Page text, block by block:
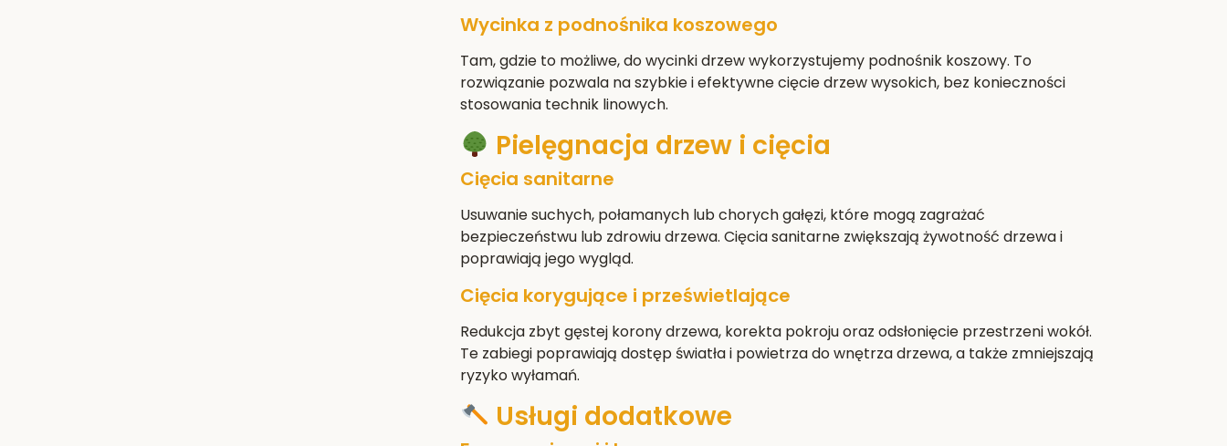
Wycinka z podnośnika koszowego
Tam, gdzie to możliwe, do wycinki drzew wykorzystujemy podnośnik koszowy. To
rozwiązanie pozwala na szybkie i efektywne cięcie drzew wysokich, bez konieczności
stosowania technik linowych.
Pielęgnacja drzew i cięcia
Cięcia sanitarne
Usuwanie suchych, połamanych lub chorych gałęzi, które mogą zagrażać
bezpieczeństwu lub zdrowiu drzewa. Cięcia sanitarne zwiększają żywotność drzewa i
poprawiają jego wygląd.
Cięcia korygujące i prześwietlające
Redukcja zbyt gęstej korony drzewa, korekta pokroju oraz odsłonięcie przestrzeni wokół.
Te zabiegi poprawiają dostęp światła i powietrza do wnętrza drzewa, a także zmniejszają
ryzyko wyłamań.
Usługi dodatkowe